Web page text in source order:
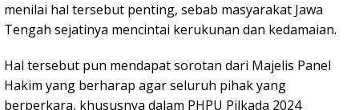
menilai hal tersebut penting, sebab masyarakat Jawa
Tengah sejatinya mencintai kerukunan dan kedamaian.
Hal tersebut pun mendapat sorotan dari Majelis Panel
Hakim yang berharap agar seluruh pihak yang
berperkara, khususnya dalam PHPU Pilkada 2024